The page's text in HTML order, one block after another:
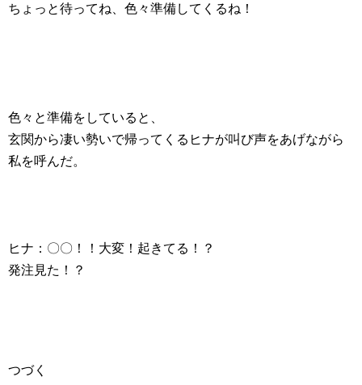
ちょっと待ってね、色々準備してくるね！
色々と準備をしていると、
玄関から凄い勢いで帰ってくるヒナが叫び声をあげながら
私を呼んだ。
ヒナ：〇〇！！大変！起きてる！？
発注見た！？
つづく